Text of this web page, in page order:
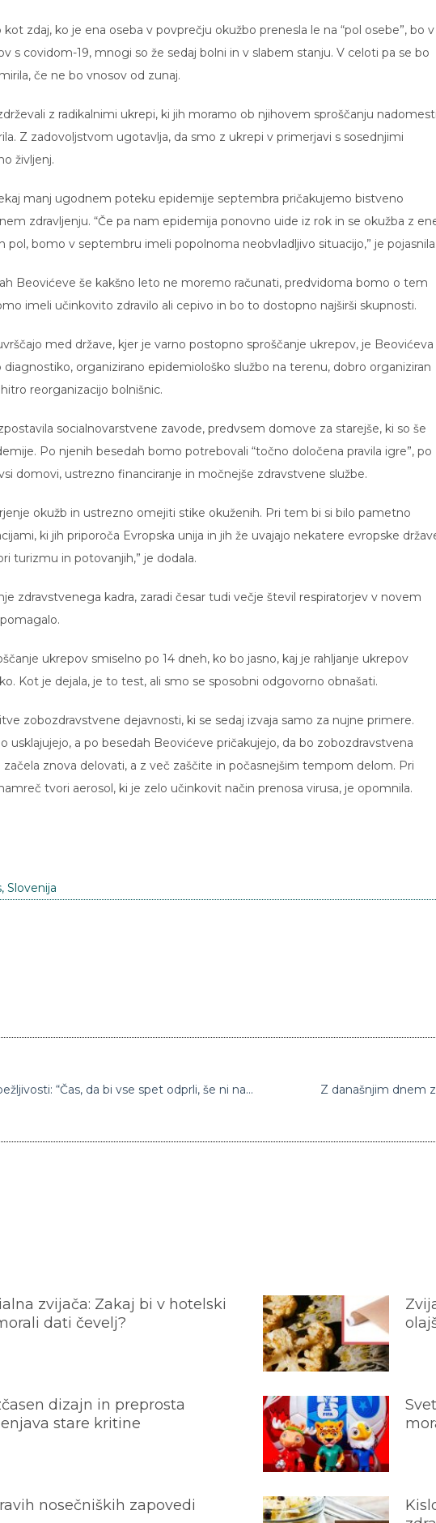
zdaj, ko je ena oseba v povprečju okužbo prenesla le na “pol osebe”, bo v
s covidom-19, mnogi so že sedaj bolni in v slabem stanju. V celoti pa se bo
če ne bo vnosov od zunaj.
z radikalnimi ukrepi, ki jih moramo ob njihovem sproščanju
Z zadovoljstvom ugotavlja, da smo z ukrepi v primerjavi s sosednjimi
življenj.
manj ugodnem poteku epidemije septembra pričakujemo bistveno
zdravljenju. “Če pa nam epidemija ponovno uide iz rok in se okužba z
pol, bomo v septembru imeli popolnoma neobvladljivo situacijo,” je
Beovićeve še kakšno leto ne moremo računati, predvidoma bomo o tem
imeli učinkovito zdravilo ali cepivo in bo to dostopno najširši skupnosti.
med države, kjer je varno postopno sproščanje ukrepov, je Beovićeva
diagnostiko, organizirano epidemiološko službo na terenu, dobro organiziran
reorganizacijo bolnišnic.
socialnovarstvene zavode, predvsem domove za starejše, ki so še
Po njenih besedah bomo potrebovali “točno določena pravila igre”, po
domovi, ustrezno financiranje in močnejše zdravstvene službe.
okužb in ustrezno omejiti stike okuženih. Pri tem bi si bilo pametno
ki jih priporoča Evropska unija in jih že uvajajo nekatere evropske
turizmu in potovanjih,” je dodala.
zdravstvenega kadra, zaradi česar tudi večje števil respiratorjev v novem
ukrepov smiselno po 14 dneh, ko bo jasno, kaj je rahljanje ukrepov
Kot je dejala, je to test, ali smo se sposobni odgovorno obnašati.
zobozdravstvene dejavnosti, ki se sedaj izvaja samo za nujne primere.
usklajujejo, a po besedah Beovićeve pričakujejo, da bo zobozdravstvena
znova delovati, a z več zaščite in počasnejšim tempom delom. Pri
tvori aerosol, ki je zelo učinkovit način prenosa virusa, je opomnila.
, Slovenija
Conte pozval Italijane k potrpežljivosti: “Čas, da bi vse spet odprli, še ni napočil Z današnjim dnem
zvijača: Zakaj bi v hotelski
dati čevelj?
dizajn in preprosta
stare kritine
nosečniških zapovedi